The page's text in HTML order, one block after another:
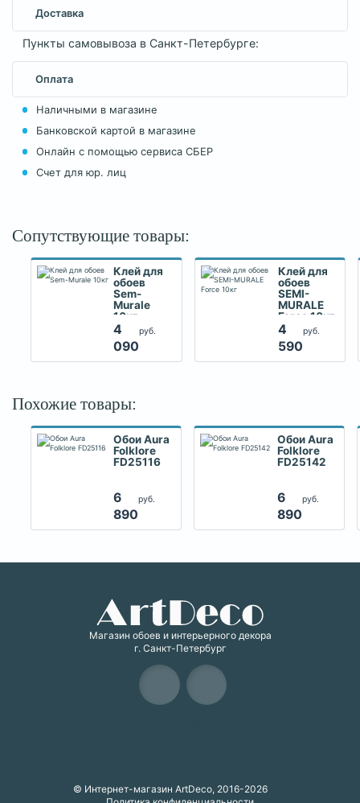
Доставка
Пункты самовывоза в Санкт-Петербурге:
Оплата
Наличными в магазине
Банковской картой в магазине
Онлайн с помощью сервиса СБЕР
Счет для юр. лиц
Сопутствующие товары:
Клей для
обоев
Sem-
Murale
10кг
4
090
руб.
Клей для
обоев
SEMI-
MURALE
Force 10кг
4
590
руб.
Похожие товары:
Обои Aura
Folklore
FD25116
6
890
руб.
Обои Aura
Folklore
FD25142
6
890
руб.
Магазин обоев и интерьерного декора
г. Санкт-Петербург
© Интернет-магазин ArtDeco, 2016-2026